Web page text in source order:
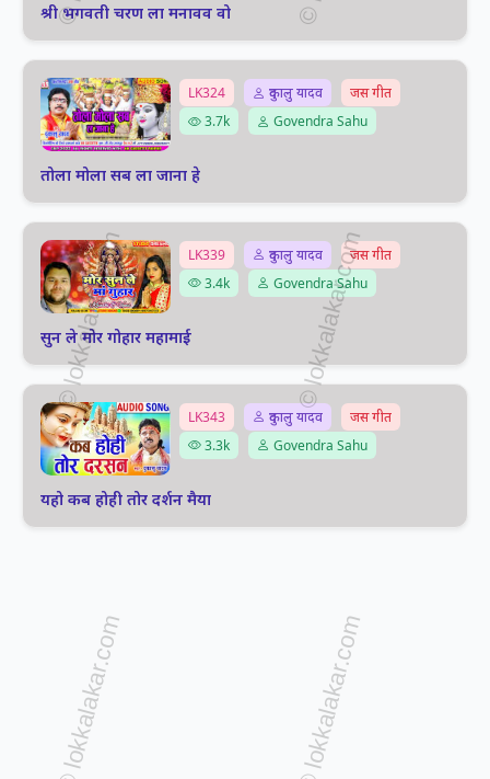
श्री भगवती चरण ला मनावव वो
LK324 दुकालु यादव
जस गीत
3.7k
Govendra Sahu
तोला मोला सब ला जाना हे
LK339 दुकालु यादव
जस गीत
3.4k
Govendra Sahu
सुन ले मोर गोहार महामाई
LK343 दुकालु यादव
जस गीत
3.3k
Govendra Sahu
यहो कब होही तोर दर्शन मैया